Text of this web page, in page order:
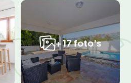
+ 17 foto's